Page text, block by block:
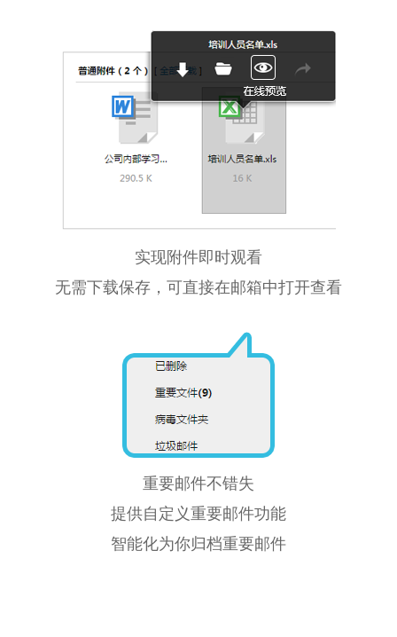
实现附件即时观看
无需下载保存，可直接在邮箱中打开查看
重要邮件不错失
提供自定义重要邮件功能
智能化为你归档重要邮件